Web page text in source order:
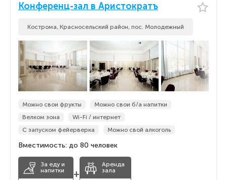
Конференц-зал в Аристократъ
Кострома, Красносельский район, пос. Молодежный
Можно свои фрукты
Можно свои б/а напитки
Велком зона
Wi-Fi / интернет
С запуском фейерверка
Можно свой алкоголь
Вместимость: до 80 человек
За еду и
напитки
+
Аренда
зала